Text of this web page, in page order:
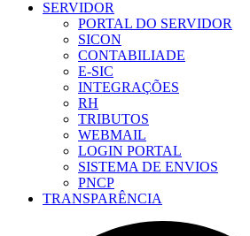
SERVIDOR
PORTAL DO SERVIDOR
SICON
CONTABILIADE
E-SIC
INTEGRAÇÕES
RH
TRIBUTOS
WEBMAIL
LOGIN PORTAL
SISTEMA DE ENVIOS
PNCP
TRANSPARÊNCIA